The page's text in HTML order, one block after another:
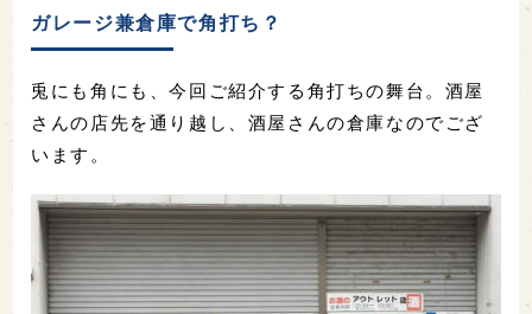
ガレージ兼倉庫で角打ち？
兎にも角にも、今回ご紹介する角打ちの舞台。酒屋
さんの店先を通り越し、酒屋さんの倉庫なのでござ
います。